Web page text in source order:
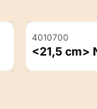
Artikelnummer
4010700
<21,5 cm>
Prijs niet